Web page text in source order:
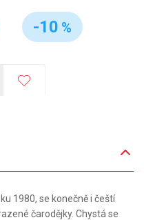
-10 %
1980, se konečně i čeští
čarodějky. Chystá se